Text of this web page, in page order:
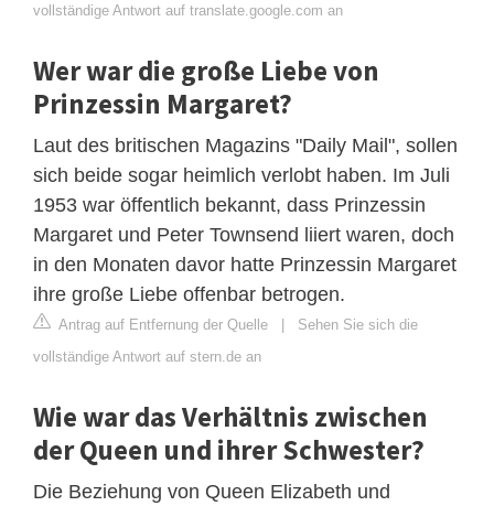
vollständige Antwort auf translate.google.com an
Wer war die große Liebe von
Prinzessin Margaret?
Laut des britischen Magazins "Daily Mail", sollen
sich beide sogar heimlich verlobt haben. Im Juli
1953 war öffentlich bekannt, dass Prinzessin
Margaret und Peter Townsend liiert waren, doch
in den Monaten davor hatte Prinzessin Margaret
ihre große Liebe offenbar betrogen.
Antrag auf Entfernung der Quelle | Sehen Sie sich die
vollständige Antwort auf stern.de an
Wie war das Verhältnis zwischen
der Queen und ihrer Schwester?
Die Beziehung von Queen Elizabeth und